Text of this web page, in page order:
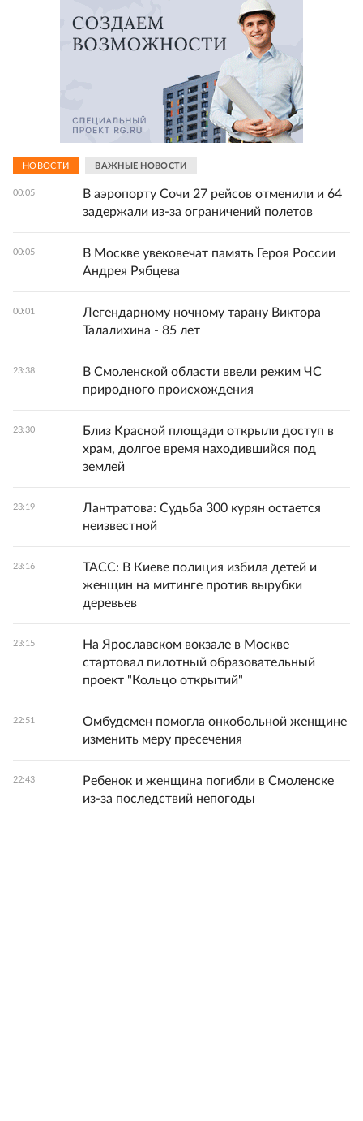
НОВОСТИ ВАЖНЫЕ НОВОСТИ
00:05
В аэропорту Сочи 27 рейсов отменили и 64
задержали из-за ограничений полетов
00:05
В Москве увековечат память Героя России
Андрея Рябцева
00:01
Легендарному ночному тарану Виктора
Талалихина - 85 лет
23:38
В Смоленской области ввели режим ЧС
природного происхождения
23:30
Близ Красной площади открыли доступ в
храм, долгое время находившийся под
землей
23:19
Лантратова: Судьба 300 курян остается
неизвестной
23:16
ТАСС: В Киеве полиция избила детей и
женщин на митинге против вырубки
деревьев
23:15
На Ярославском вокзале в Москве
стартовал пилотный образовательный
проект "Кольцо открытий"
22:51
Омбудсмен помогла онкобольной женщине
изменить меру пресечения
22:43
Ребенок и женщина погибли в Смоленске
из-за последствий непогоды